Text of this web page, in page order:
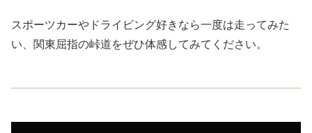
スポーツカーやドライビング好きなら一度は走ってみた
い、関東屈指の峠道をぜひ体感してみてください。